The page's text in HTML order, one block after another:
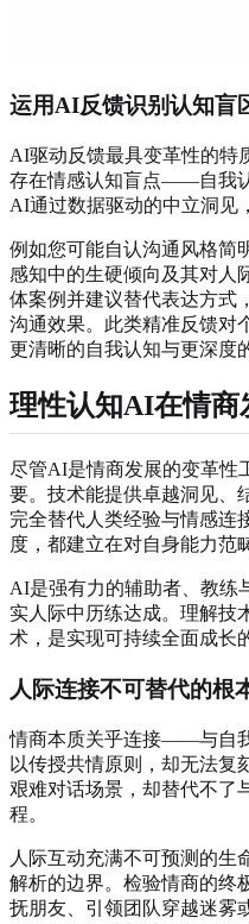
运用AI反馈识别认知盲
AI驱动反馈最具变革性的特
存在情感认知盲点——自我
AI通过数据驱动的中立洞见
例如您可能自认沟通风格简
感知中的生硬倾向及其对人
体案例并建议替代表达方式
沟通效果。此类精准反馈对
更清晰的自我认知与更深度
理性认知AI在情商
尽管AI是情商发展的变革性
要。技术能提供卓越洞见、
完全替代人类经验与情感连
度，都建立在对自身能力范
AI是强有力的辅助者、教练
实人际中历练达成。理解技
术，是实现可持续全面成长
人际连接不可替代的根
情商本质关乎连接——与自
以传授共情原则，却无法复
艰难对话场景，却替代不了
程。
人际互动充满不可预测的生
解析的边界。检验情商的终
抚朋友、引领团队穿越迷雾